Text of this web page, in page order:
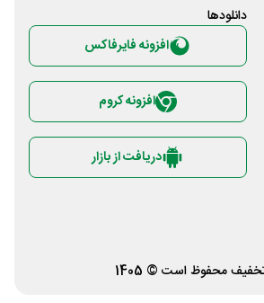
دانلود‌ها
افزونه فایرفاکس
افزونه کروم
دریافت از بازار
محفوظ است © 1405